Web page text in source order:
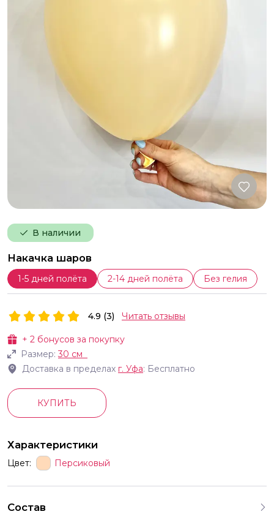
В наличии
Накачка шаров
1-5 дней полёта 2-14 дней полёта Без гелия
+ 2 бонусов за покупку
Размер:30 см
Доставка в пределах г. Уфа: Бесплатно
4.9 (3) Читать отзывы
КУПИТЬ
Характеристики
Цвет: Персиковый
Состав